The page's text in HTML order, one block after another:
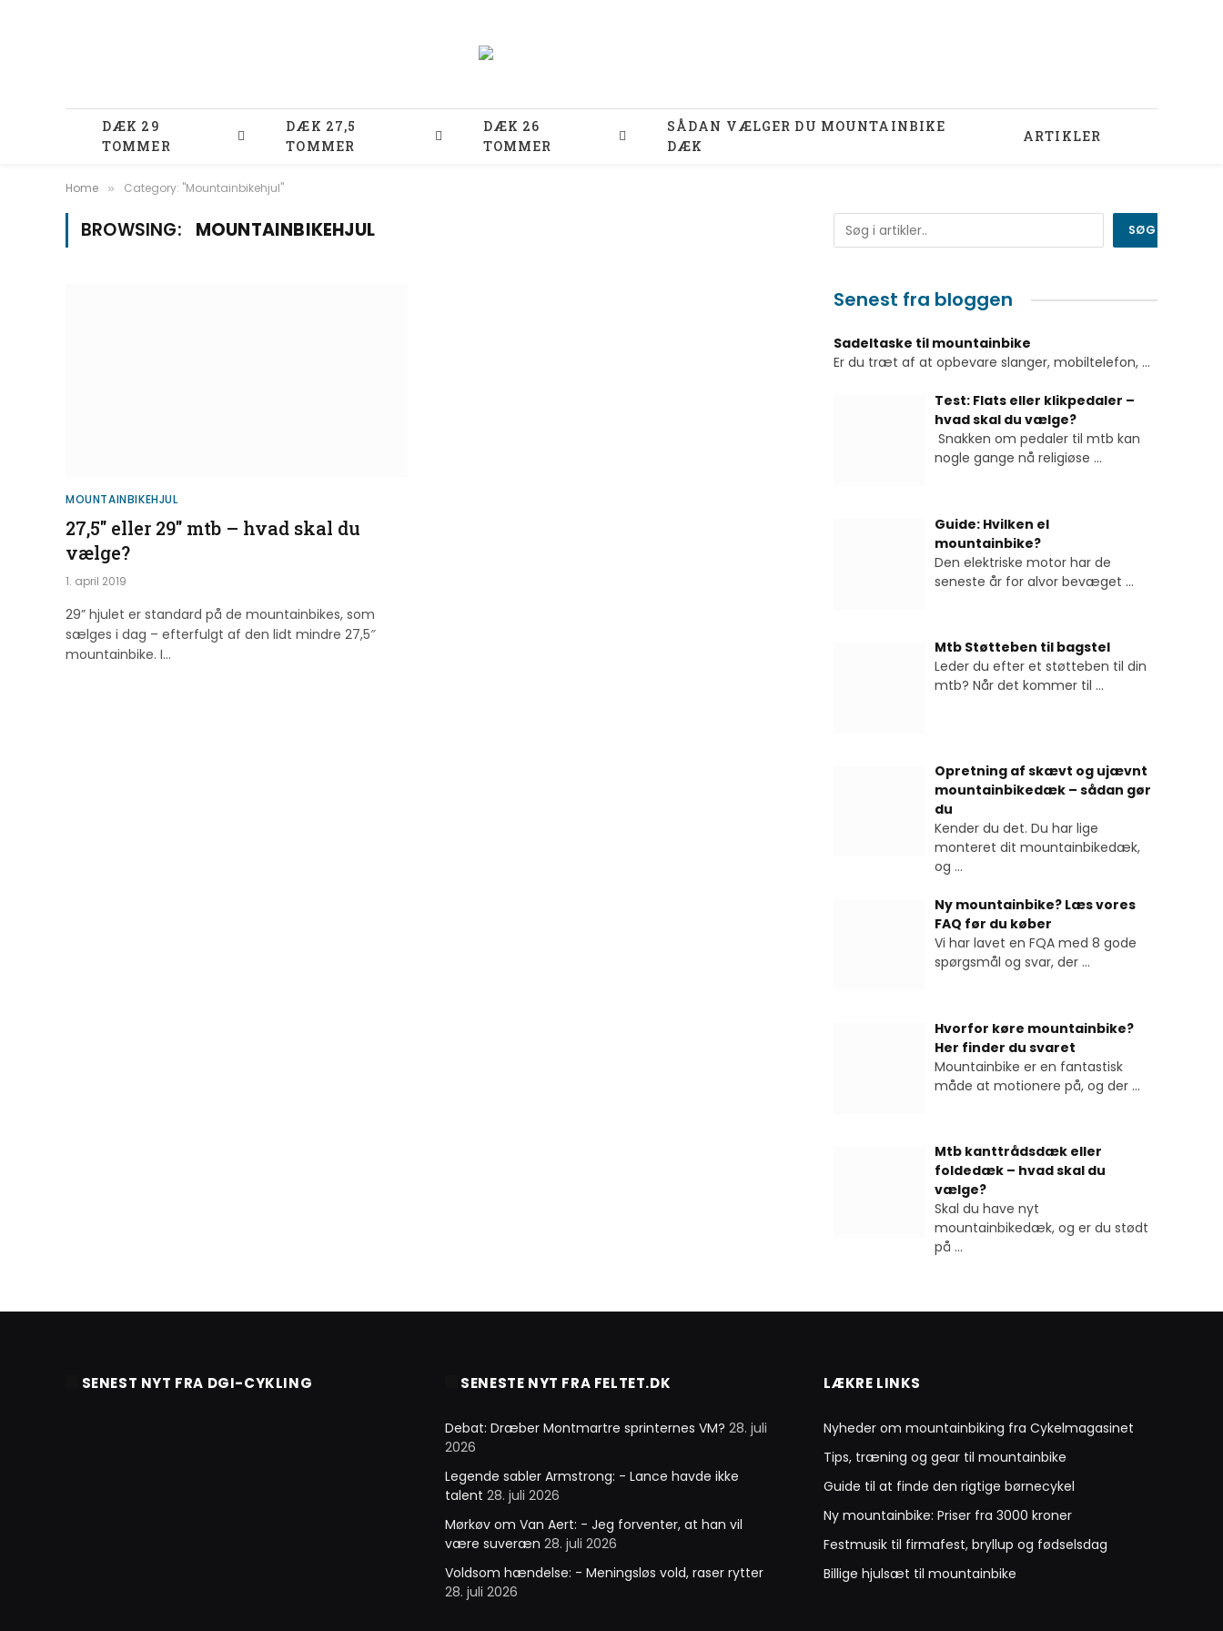
DÆK 29
TOMMER
DÆK 27,5
TOMMER
DÆK 26
TOMMER
SÅDAN VÆLGER DU MOUNTAINBIKE
DÆK
ARTIKLER
Home » Category: "Mountainbikehjul"
BROWSING: MOUNTAINBIKEHJUL
MOUNTAINBIKEHJUL
27,5″ eller 29″ mtb – hvad skal du
vælge?
1. april 2019
29” hjulet er standard på de mountainbikes, som
sælges i dag – efterfulgt af den lidt mindre 27,5″
mountainbike. I…
Søg SØG
Senest fra bloggen
Sadeltaske til mountainbike
Er du træt af at opbevare slanger, mobiltelefon, ...
Test: Flats eller klikpedaler –
hvad skal du vælge?
Snakken om pedaler til mtb kan
nogle gange nå religiøse ...
Guide: Hvilken el
mountainbike?
Den elektriske motor har de
seneste år for alvor bevæget ...
Mtb Støtteben til bagstel
Leder du efter et støtteben til din
mtb? Når det kommer til ...
Opretning af skævt og ujævnt
mountainbikedæk – sådan gør
du
Kender du det. Du har lige
monteret dit mountainbikedæk,
og ...
Ny mountainbike? Læs vores
FAQ før du køber
Vi har lavet en FQA med 8 gode
spørgsmål og svar, der ...
Hvorfor køre mountainbike?
Her finder du svaret
Mountainbike er en fantastisk
måde at motionere på, og der ...
Mtb kanttrådsdæk eller
foldedæk – hvad skal du
vælge?
Skal du have nyt
mountainbikedæk, og er du stødt
på ...
SENEST NYT FRA DGI-CYKLING SENESTE NYT FRA FELTET.DK
Debat: Dræber Montmartre sprinternes VM? 28. juli
2026
Legende sabler Armstrong: - Lance havde ikke
talent 28. juli 2026
Mørkøv om Van Aert: - Jeg forventer, at han vil
være suveræn 28. juli 2026
Voldsom hændelse: - Meningsløs vold, raser rytter
28. juli 2026
LÆKRE LINKS
Nyheder om mountainbiking fra Cykelmagasinet
Tips, træning og gear til mountainbike
Guide til at finde den rigtige børnecykel
Ny mountainbike: Priser fra 3000 kroner
Festmusik til firmafest, bryllup og fødselsdag
Billige hjulsæt til mountainbike